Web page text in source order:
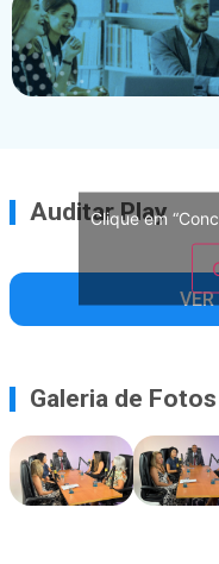
Auditar Play
Clique em
Galeria de Fotos